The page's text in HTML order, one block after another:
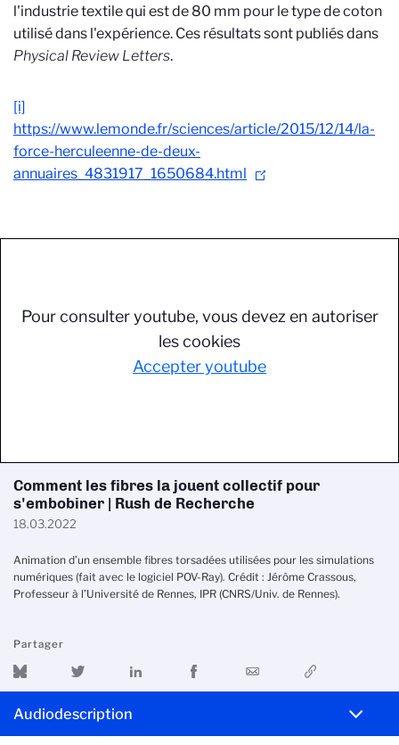
l'industrie textile qui est de 80 mm pour le type de coton
utilisé dans l'expérience. Ces résultats sont publiés dans
Physical Review Letters.
[i]
https://www.lemonde.fr/sciences/article/2015/12/14/la-
force-herculeenne-de-deux-
annuaires_4831917_1650684.html
Pour consulter youtube, vous devez en autoriser
les cookies
Accepter youtube
Comment les fibres la jouent collectif pour
s'embobiner | Rush de Recherche
18.03.2022
Animation d’un ensemble fibres torsadées utilisées pour les simulations
numériques (fait avec le logiciel POV-Ray). Crédit : Jérôme Crassous,
Professeur à l’Université de Rennes, IPR (CNRS/Univ. de Rennes).
Partager
Audiodescription